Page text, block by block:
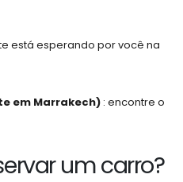
está esperando por você na
em Marrakech) : encontre o
um carro?